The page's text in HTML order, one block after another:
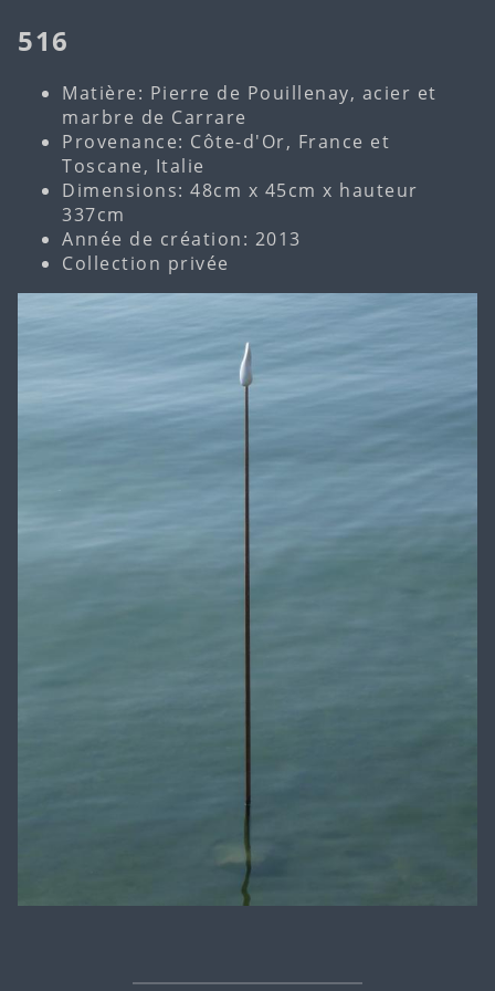
516
Matière: Pierre de Pouillenay, acier et
marbre de Carrare
Provenance: Côte-d'Or, France et
Toscane, Italie
Dimensions: 48cm x 45cm x hauteur
337cm
Année de création: 2013
Collection privée